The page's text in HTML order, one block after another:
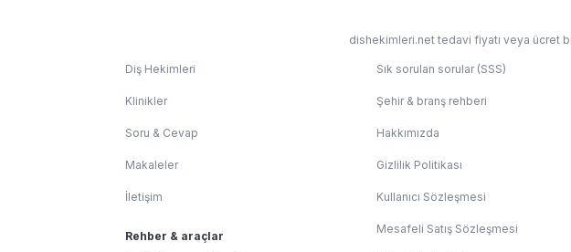
dishekimleri.net tedavi fiyatı veya ücret
Diş Hekimleri
Klinikler
Soru & Cevap
Makaleler
İletişim
Rehber & araçlar
Sık sorulan sorular (SSS)
Şehir & branş rehberi
Hakkımızda
Gizlilik Politikası
Kullanıcı Sözleşmesi
Mesafeli Satış Sözleşmesi